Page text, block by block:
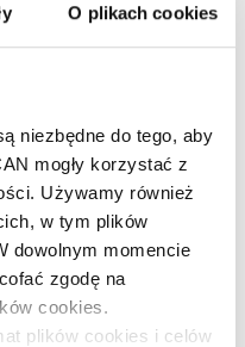
O plikach cookies
niezbędne do tego, aby
mogły korzystać z
Używamy również
w tym plików
dowolnym momencie
zgodę na
cookies.
plików cookies i celów
powietrza;
jest z pewnością
się